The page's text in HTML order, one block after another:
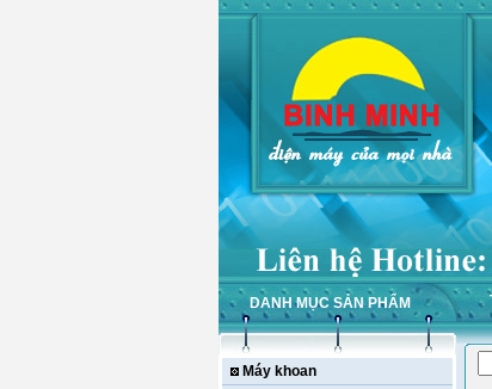
DANH MỤC SẢN PHẨM
Máy khoan